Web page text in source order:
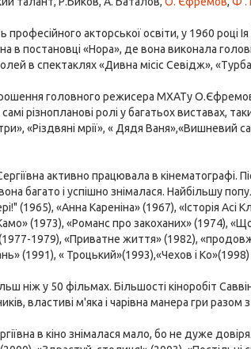
професійного акторської освіти, у 1960
в постановці «Нора», де вона виконала
в спектаклях «Дивна місіс Севідж»,
головного режисера МХАТу
різнопланові ролі у багатьох виставах,
«Різдвяні мрії», « Дядя
активно працювала в кінематографі.
багато і успішно знімалася. Найбільшу
(1965), «Анна Кареніна» (1967), «Історія
(1973), «Романс про закоханих» (1974),
(1977-1979), «Приватне життя» (1982),
(1991), « Троцький»(1993),«Чехов і Ко»(1998)
ніж у 50 фільмах. Більшості кіноробіт
властиві м'яка і чарівна манера гри
в кіно знімалася мало, бо не дуже